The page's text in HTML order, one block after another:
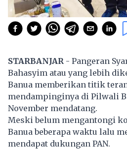
STARBANJAR - Pangeran
Bahasyim atau yang lebih
Banua memberikan titik
mendampinginya di Pilwali
November mendatang.
Meski belum mengantongi
Banua beberapa waktu lalu
mendapat dukungan PAN.